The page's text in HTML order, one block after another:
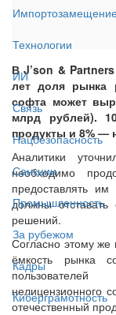
Технологии
ИИ
Связь
Нацбезопасность
Санкции
Промышленность
За рубежом
Кадры
Киберграмотность
В J’son &
лет доля рынка
софта может
млрд рублей).
продукты и 8% —
Аналитики
необходимо
предоставлять
должны
решений.
Согласно этому же
ёмкость рынка
нелицензионного
отечественный